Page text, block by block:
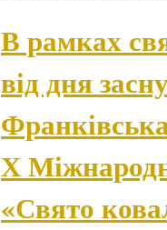
В рамках
від дня
Х
«Свято